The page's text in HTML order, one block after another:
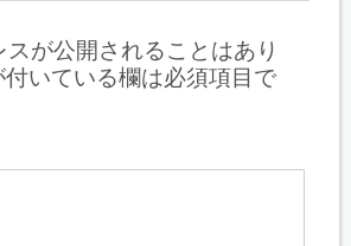
スが公開されることはあり
付いている欄は必須項目で